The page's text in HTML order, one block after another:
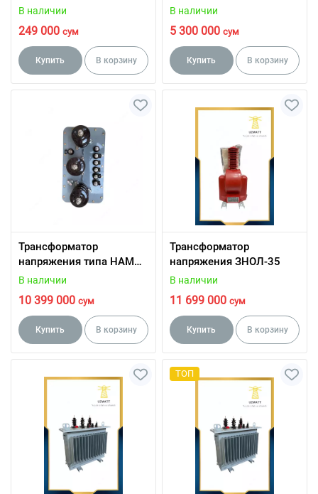
2500 ВТ
В наличии
249 000 сум
Купить В корзину
10/10(6)кв
В наличии
5 300 000 сум
Купить В корзину
Трансформатор
напряжения типа НАМИ -
10/6кв
В наличии
10 399 000 сум
Купить В корзину
Трансформатор
напряжения ЗНОЛ-35
В наличии
11 699 000 сум
Купить В корзину
ТОП